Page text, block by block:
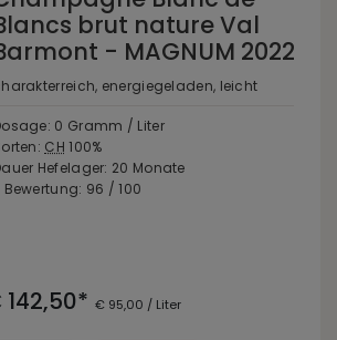
brut nature Val
- MAGNUM 2022
energiegeladen, leicht
0 Gramm / Liter
CH 100%
Hefelager: 20 Monate
Bewertung: 96 / 100
€ 95,00 / Liter